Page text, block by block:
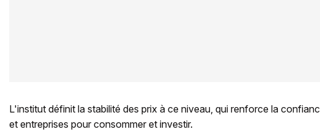
L'institut définit la stabilité des prix à ce niveau, qui renforce la
et entreprises pour consommer et investir.